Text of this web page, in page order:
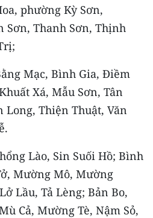
Bộ và Tây
Minh
phường Kỳ Sơn,
Sơn, Thanh Sơn, Thịnh
Mạc, Bình Gia, Điềm
Xá, Mẫu Sơn, Tân
Long, Thiện Thuật, Văn
Lào, Sin Suối Hồ; Bình
Mường Mô, Mường
Lầu, Tả Lèng; Bản Bo,
Cả, Mường Tè, Nậm Sỏ,